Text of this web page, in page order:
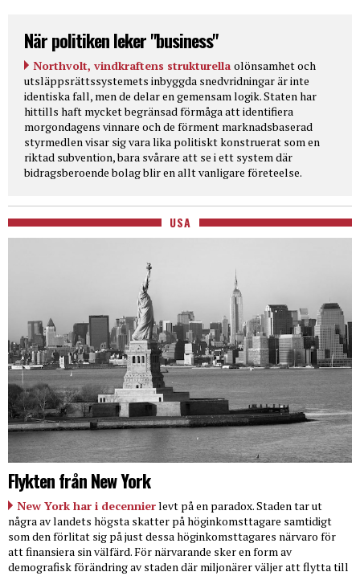
När politiken leker "business"
Northvolt, vindkraftens strukturella olönsamhet och
utsläppsrättssystemets inbyggda snedvridningar är inte
identiska fall, men de delar en gemensam logik. Staten har
hittills haft mycket begränsad förmåga att identifiera
morgondagens vinnare och de förment marknadsbaserad
styrmedlen visar sig vara lika politiskt konstruerat som en
riktad subvention, bara svårare att se i ett system där
bidragsberoende bolag blir en allt vanligare företeelse.
USA
Flykten från New York
New York har i decennierlevt på en paradox. Staden tar ut
några av landets högsta skatter på höginkomsttagare samtidigt
som den förlitat sig på just dessa höginkomsttagares närvaro för
att finansiera sin välfärd. För närvarande sker en form av
demografisk förändring av staden där miljonärer väljer att flytta till